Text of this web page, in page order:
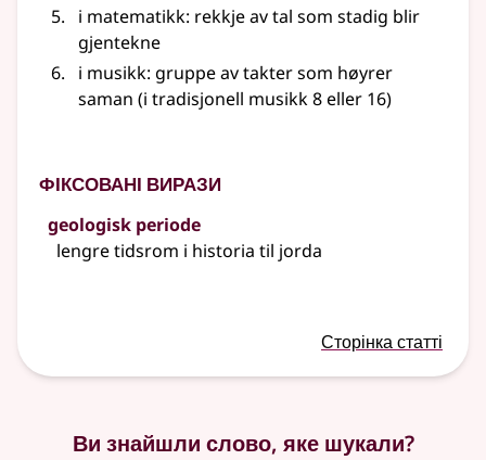
i matematikk: rekkje av tal som stadig blir
gjentekne
i musikk: gruppe av takter som høyrer
saman (i tradisjonell musikk 8eller 16)
Фіксовані вирази
geologisk periode
lengre tidsrom i historia til jorda
Сторінка статті
Ви знайшли слово, яке шукали?